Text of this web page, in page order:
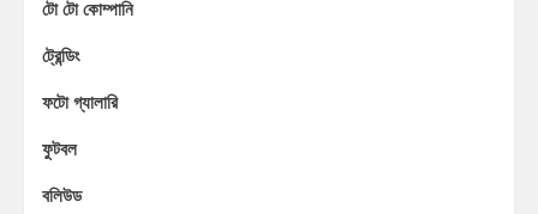
টো টো কোম্পানি
ট্রেন্ডিং
ফটো গ্যালারি
ফুটবল
বলিউড